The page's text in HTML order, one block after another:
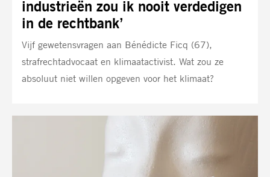
industrieën zou ik nooit verdedigen
in de rechtbank’
Vijf gewetensvragen aan Bénédicte Ficq (67),
strafrechtadvocaat en klimaatactivist. Wat zou ze
absoluut niet willen opgeven voor het klimaat?